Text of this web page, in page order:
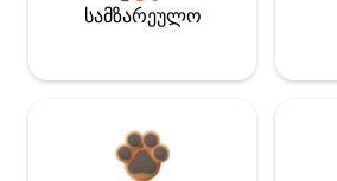
სამზარეულო